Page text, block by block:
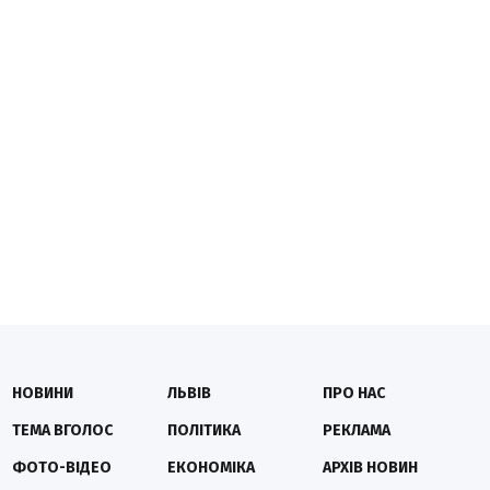
НОВИНИ
ТЕМА ВГОЛОС
ФОТО-ВІДЕО
ЛЬВІВ
ПОЛІТИКА
ЕКОНОМІКА
ПРО НАС
РЕКЛАМА
АРХІВ НОВИН